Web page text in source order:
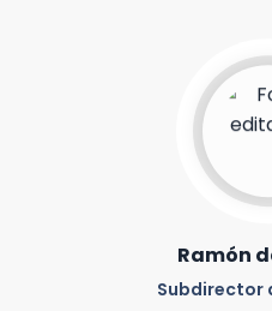
Ramón
Subdirector